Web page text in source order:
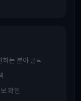
는 분야 클릭
확인